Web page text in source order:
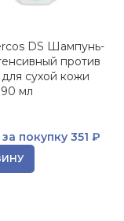
DS Шампунь-
против
сухой кожи
мл
покупку 351 ₽